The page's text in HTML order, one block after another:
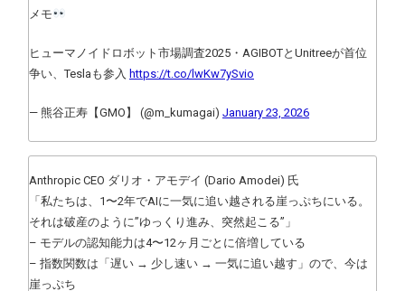
メモ
ヒューマノイドロボット市場調査2025・AGIBOTとUnitreeが首位
争い、Teslaも参入 https://t.co/lwKw7ySvio
— 熊谷正寿【GMO】 (@m_kumagai) January 23, 2026
Anthropic CEO ダリオ・アモデイ (Dario Amodei) 氏
「私たちは、1〜2年でAIに一気に追い越される崖っぷちにいる。
それは破産のように”ゆっくり進み、突然起こる”」
– モデルの認知能力は4〜12ヶ月ごとに倍増している
– 指数関数は「遅い → 少し速い → 一気に追い越す」ので、今は
崖っぷち